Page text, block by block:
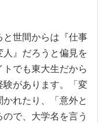
世間からは『仕事
』だろうと偏見を
でも東大生だから
があります。「変
れたり、「意外と
で、大学名を言う